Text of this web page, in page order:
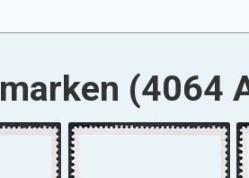
(4064